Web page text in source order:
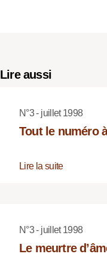
Lire aussi
N°3 - juillet 1998
Tout le numéro
Lire la suite
N°3 - juillet 1998
Le meurtre